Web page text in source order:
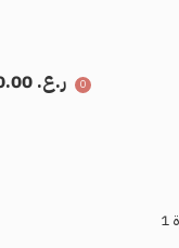
0 ر.ع.